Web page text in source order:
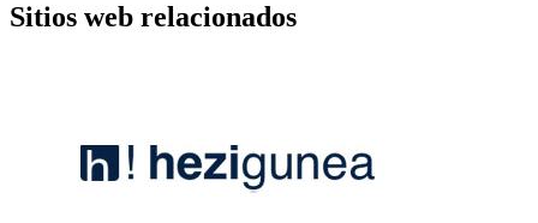
Sitios web relacionados